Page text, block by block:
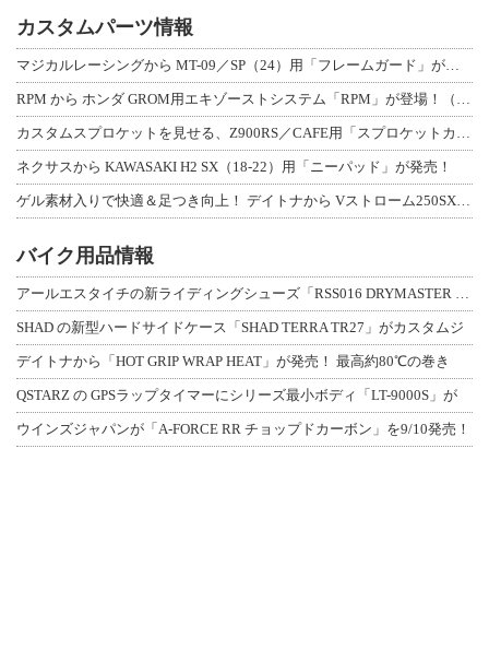
カスタムパーツ情報
マジカルレーシングから MT-09／SP（24）用「フレームガード」が登場！
RPM から ホンダ GROM用エキゾーストシステム「RPM」が登場！（動画あり
カスタムスプロケットを見せる、Z900RS／CAFE用「スプロケットカバーフルキ
ネクサスから KAWASAKI H2 SX（18-22）用「ニーパッド」が発売！
ゲル素材入りで快適＆足つき向上！ デイトナから Vストローム250SX用「快適ロ
バイク用品情報
アールエスタイチの新ライディングシューズ「RSS016 DRYMASTER スト
SHAD の新型ハードサイドケース「SHAD TERRA TR27」がカスタムジ
デイトナから「HOT GRIP WRAP HEAT」が発売！ 最高約80℃の巻き
QSTARZ の GPSラップタイマーにシリーズ最小ボディ「LT-9000S」が
ウインズジャパンが「A-FORCE RR チョップドカーボン」を9/10発売！